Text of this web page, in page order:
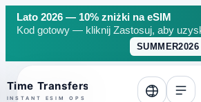
Lato 2026 — 10% zniżki na eSIM
Kod gotowy — kliknij Zastosuj, aby
top